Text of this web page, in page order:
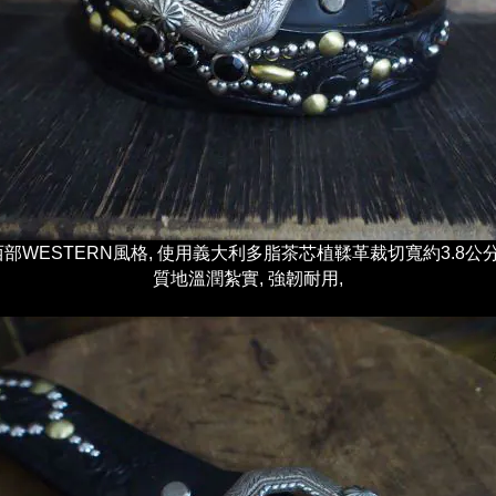
部WESTERN風格, 使用義大利多脂茶芯植鞣革裁切寬約3.8公
質地溫潤紮實, 強韌耐用,